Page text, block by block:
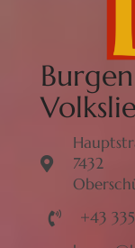
7432
+43